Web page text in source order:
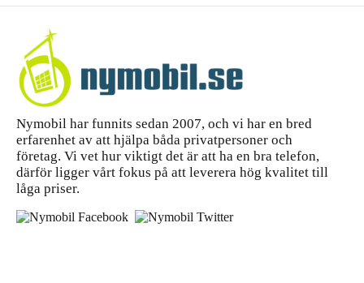
Nymobil har funnits sedan 2007, och vi har en bred
erfarenhet av att hjälpa båda privatpersoner och
företag. Vi vet hur viktigt det är att ha en bra telefon,
därför ligger vårt fokus på att leverera hög kvalitet till
låga priser.